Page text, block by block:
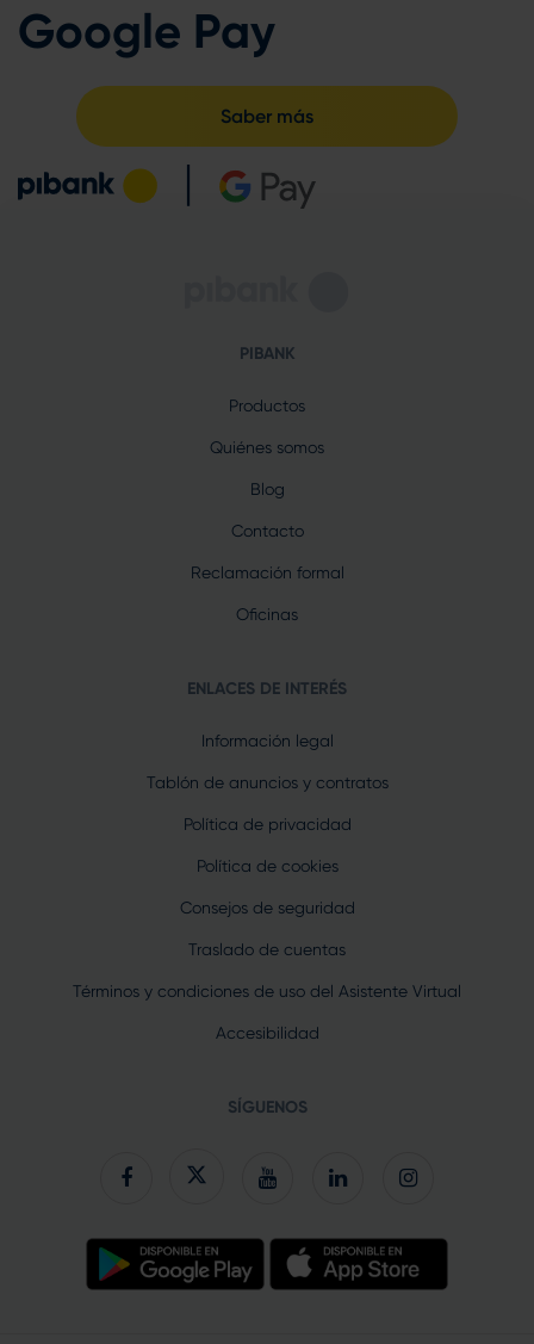
Google Pay
Saber más
PIBANK
Productos
Quiénes somos
Blog
Contacto
Reclamación formal
Oficinas
ENLACES DE INTERÉS
Información legal
Tablón de anuncios y contratos
Política de privacidad
Política de cookies
Consejos de seguridad
Traslado de cuentas
Términos y condiciones de uso del Asistente Virtual
Accesibilidad
SÍGUENOS